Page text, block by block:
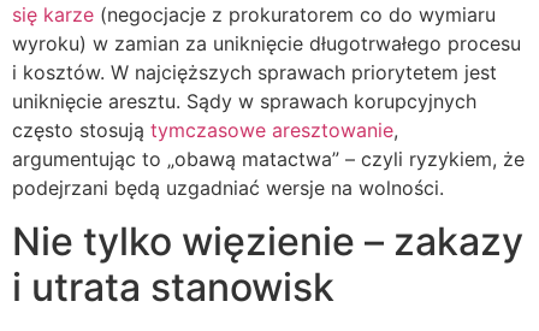
się karze (negocjacje z prokuratorem co do wymiaru
wyroku) w zamian za uniknięcie długotrwałego procesu
i kosztów. W najcięższych sprawach priorytetem jest
uniknięcie aresztu. Sądy w sprawach korupcyjnych
często stosują tymczasowe aresztowanie,
argumentując to „obawą matactwa” – czyli ryzykiem, że
podejrzani będą uzgadniać wersje na wolności.
Nie tylko więzienie – zakazy
i utrata stanowisk